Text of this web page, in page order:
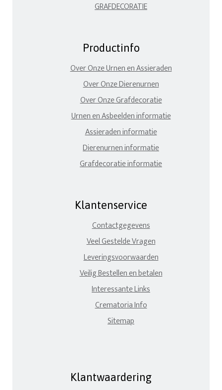
GRAFDECORATIE
Productinfo
Over Onze Urnen en Assieraden
Over Onze Dierenurnen
Over Onze Grafdecoratie
Urnen en Asbeelden informatie
Assieraden informatie
Dierenurnen informatie
Grafdecoratie informatie
Klantenservice
Contactgegevens
Veel Gestelde Vragen
Leveringsvoorwaarden
Veilig Bestellen en betalen
Interessante Links
Crematoria Info
Sitemap
Klantwaardering